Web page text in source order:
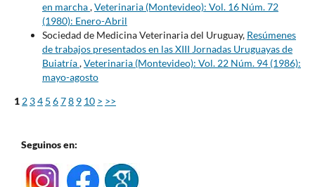
en marcha,Veterinaria (Montevideo): Vol. 16 Núm. 72
(1980): Enero-Abril
Sociedad de Medicina Veterinaria del Uruguay, Resúmenes
de trabajos presentados en las XIII Jornadas Uruguayas de
Buiatría,Veterinaria (Montevideo): Vol. 22 Núm. 94 (1986):
mayo-agosto
1 2 34 5 678 9 10 > >>
Seguinos en: